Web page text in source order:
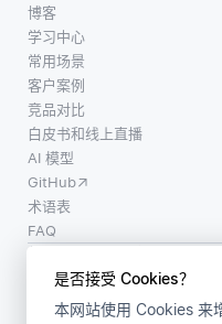
是否接受 Cookies？
本网站使用 Cookies 来
博客
学习中心
常用场景
客户案例
竞品对比
白皮书和线上直播
AI 模型
GitHub
术语表
FAQ
使用条款
LF AI、LF AI & Data、Milvus
Foundation 所有商标
版权所有 ©2026 上海赜睿信息